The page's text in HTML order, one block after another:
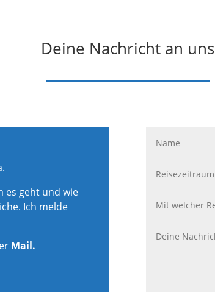
Deine Nachricht an uns
es geht und wie
Ich melde
Mail.